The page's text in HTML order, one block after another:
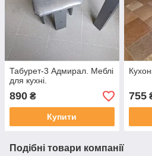
Табурет-3 Адмирал. Меблі
для кухні.
890 ₴
Купити
755
Подібні товари компанії